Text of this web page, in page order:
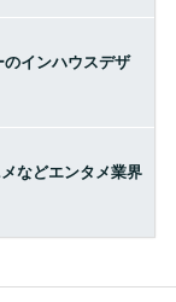
インハウスデザ
などエンタメ業界